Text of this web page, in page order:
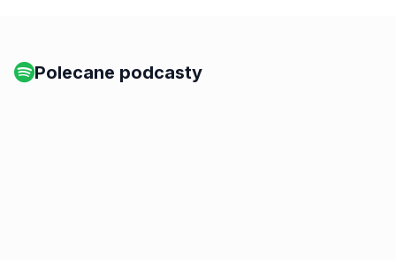
Polecane podcasty